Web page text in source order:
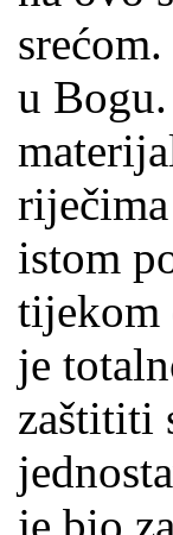
u
istom
tijekom
je
zaštititi
je bio